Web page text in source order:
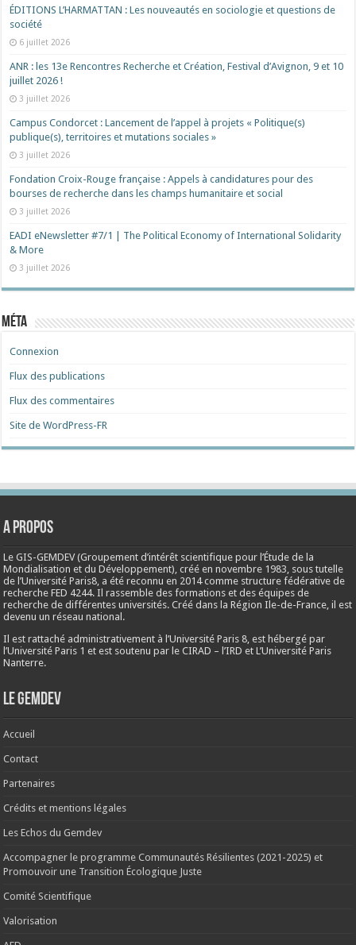
ÉDITIONS L’HARMATTAN : Les nouveautés en sociologie et questions de
société
6 juillet 2026
ANR : les 13e Rencontres Recherche et Création, Festival d’Avignon, 9 et 10
juillet 2026 !
3 juillet 2026
Campus Condorcet : Lancement de l’appel à projets « Politique(s)
publique(s), territoires et mutations sociales »
3 juillet 2026
Fondation Croix-Rouge française : Appels à candidatures pour des
bourses de recherche dans les champs humanitaire et social
3 juillet 2026
EADI eNewsletter #7/1 | The Political Economy of International Solidarity
& More
3 juillet 2026
Méta
Connexion
Flux des publications
Flux des commentaires
Site de WordPress-FR
A propos
Le GIS-GEMDEV (Groupement d’intérêt scientifique pour l’Étude de la
Mondialisation et du Développement), créé ennovembre 1983 , sous tutelle
de l’Université Paris8, a été reconnu en 2014 comme structure fédérative de
recherche FED 4244. Il rassemble des formations et des équipes de
recherche de différentes universités. Créé dans la Région Ile-de-France, il est
devenu un réseau national.
Il est rattaché administrativement à l’Université Paris 8, est hébergé par
l’Université Paris 1 et est soutenu par le CIRAD – l’IRD et L’Université Paris
Nanterre.
Le Gemdev
Accueil
Contact
Partenaires
Crédits et mentions légales
Les Echos du Gemdev
Accompagner le programme Communautés Résilientes (2021-2025) et
Promouvoir une Transition Écologique Juste
Comité Scientifique
Valorisation